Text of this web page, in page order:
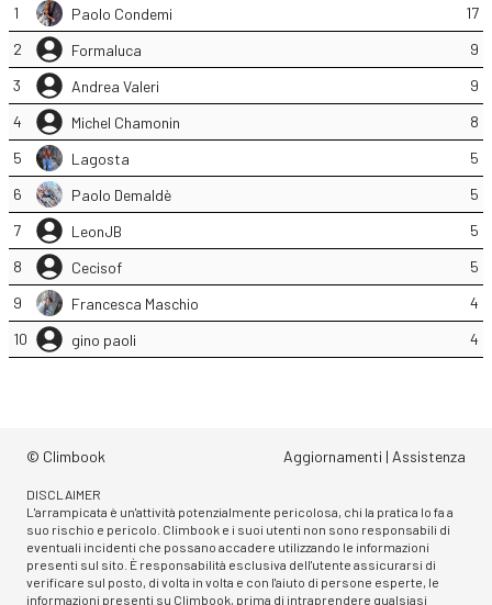
1
Paolo Condemi
17
2
Formaluca
9
3
Andrea Valeri
9
4
Michel Chamonin
8
5
Lagosta
5
6
Paolo Demaldè
5
7
LeonJB
5
8
Cecisof
5
9
Francesca Maschio
4
10
gino paoli 4
© Climbook Aggiornamenti | Assistenza
DISCLAIMER
L'arrampicata è un'attività potenzialmente pericolosa, chi la pratica lo fa a
suo rischio e pericolo. Climbook e i suoi utenti non sono responsabili di
eventuali incidenti che possano accadere utilizzando le informazioni
presenti sul sito. È responsabilità esclusiva dell'utente assicurarsi di
verificare sul posto, di volta in volta e con l'aiuto di persone esperte, le
informazioni presenti su Climbook, prima di intraprendere qualsiasi